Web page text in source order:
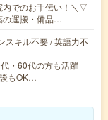
内でのお手伝い！＼▽
の運搬・備品…
スキル不要 / 英語力不
・60代の方も活躍
もOK…